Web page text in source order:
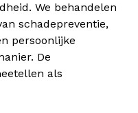
We behandelen
schadepreventie,
persoonlijke
De
als